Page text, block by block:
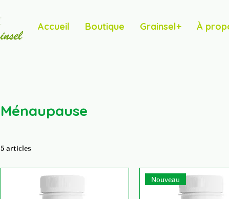
Accueil Boutique Grainsel+ À
Ménaupause
5 articles
Nouveau